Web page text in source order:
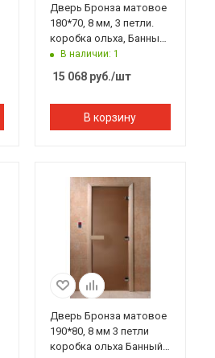
Дверь Бронза матовое
180*70, 8 мм, 3 петли.
коробка ольха, Банный
Эксперт
В наличии: 1
15 068руб./шт
В корзину
Дверь Бронза матовое
190*80, 8 мм 3 петли
коробка ольха Банный